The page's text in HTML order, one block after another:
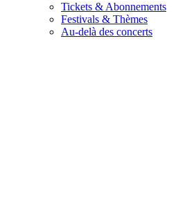
Tickets & Abonnements
Festivals & Thèmes
Au-delà des concerts